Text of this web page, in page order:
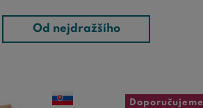
Od nejdražšího
Doporučujeme